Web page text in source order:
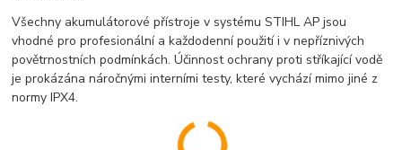
Všechny akumulátorové přístroje v systému STIHL AP jsou
vhodné pro profesionální a každodenní použití i v nepříznivých
povětrnostních podmínkách. Účinnost ochrany proti stříkající vodě
je prokázána náročnými interními testy, které vychází mimo jiné z
normy IPX4.